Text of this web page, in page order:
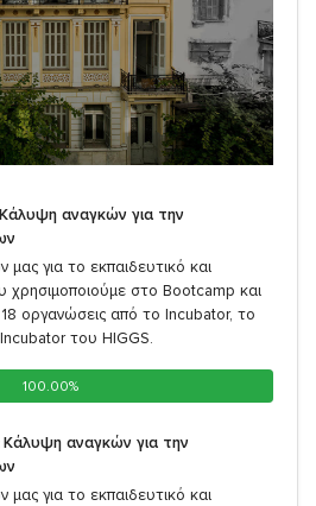
Κάλυψη αναγκών για την
για το εκπαιδευτικό και
χρησιμοποιούμε στο Bootcamp και
18 οργανώσεις από το Incubator, το
του HIGGS.
100.00%
100.00%
Κάλυψη αναγκών για την
για το εκπαιδευτικό και